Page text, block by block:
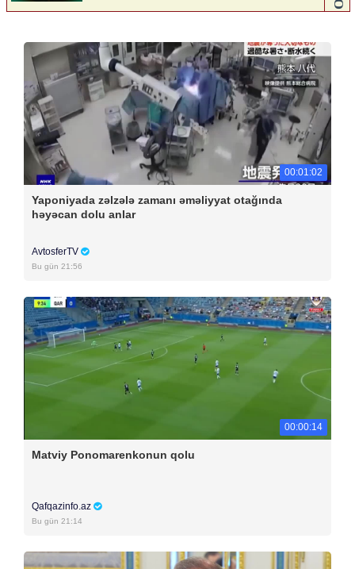
00:01:02
Yaponiyada zəlzələ zamanı əməliyyat otağında
həyəcan dolu anlar
AvtosferTV
Bu gün 21:56
00:00:14
Matviy Ponomarenkonun qolu
Qafqazinfo.az
Bu gün 21:14